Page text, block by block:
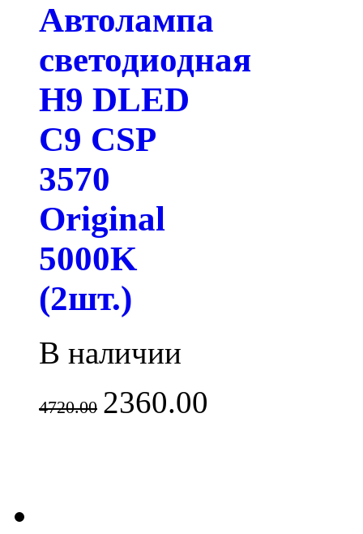
Автолампа
светодиодная
H9 DLED
C9 CSP
3570
Original
5000K
(2шт.)
В наличии
4720.00 2360.00